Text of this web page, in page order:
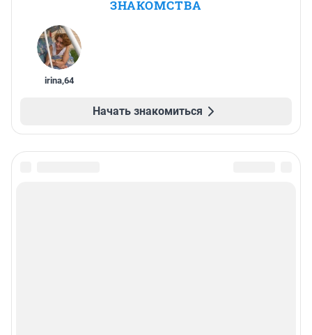
ЗНАКОМСТВА
irina,64
Начать знакомиться